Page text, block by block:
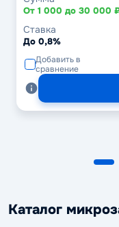
От 1 000 до 30 000
Ставка
До 0,8%
Добавить в
сравнение
Каталог